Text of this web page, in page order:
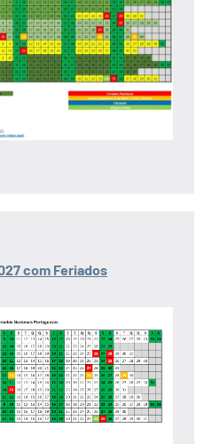
com Feriados